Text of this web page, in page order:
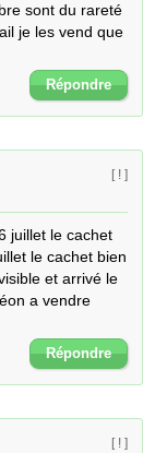
sont du rareté
je les vend que
Répondre
[ ! ]
juillet le cachet
le cachet bien
et arrivé le
a vendre
Répondre
[ ! ]